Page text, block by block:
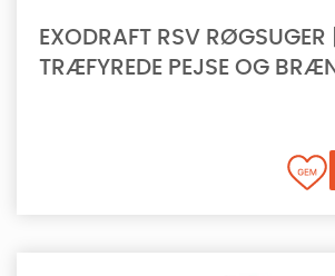
EXODRAFT RSV RØGSUGER
TRÆFYREDE PEJSE OG